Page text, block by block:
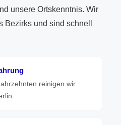
unsere Ortskenntnis. Wir
Bezirks und sind schnell
reinigen wir